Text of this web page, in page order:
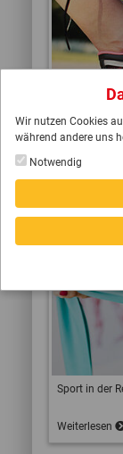
Wir nutzen Cookies
während andere uns
Notwendig
Sport in der
Weiterlesen
Sport in der
Weiterlesen